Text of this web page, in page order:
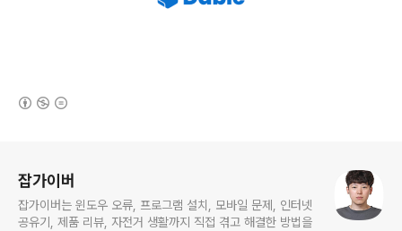
잡가이버
잡가이버는 윈도우 오류, 프로그램 설치, 모바일 문제, 인터넷
공유기, 제품 리뷰, 자전거 생활까지 직접 겪고 해결한 방법을